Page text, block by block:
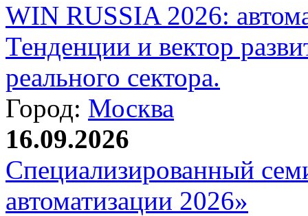
WIN RUSSIA 2026:
Тенденции и вектор
реального сектора.
Город: Москва
16.09.2026
Специализированный
автоматизации 2026»